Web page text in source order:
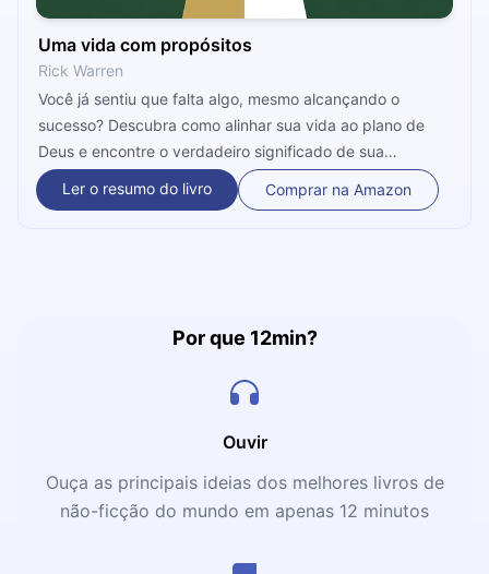
Uma vida com propósitos
Rick Warren
Você já sentiu que falta algo, mesmo alcançando o
sucesso? Descubra como alinhar sua vida ao plano de
Deus e encontre o verdadeiro significado de sua
existência. Este resumo ensina a superar o passado e
focar no propósito que transcende gerações. Uma leitura
Ler o resumo do livro Comprar na Amazon
Por que 12min?
Ouvir
Ouça as principais ideias dos melhores livros de
não-ficção do mundo em apenas 12 minutos